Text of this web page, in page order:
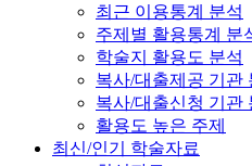
최근 이용통계 분석
주제별 활용통계 분
학술지 활용도 분석
복사/대출제공 기관
복사/대출신청 기관
활용도 높은 주제
최신/인기 학술자료